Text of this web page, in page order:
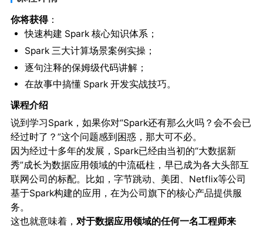
你将获得：
快速构建 Spark 核心知识体系；
Spark 三大计算场景案例实操；
逐句注释的保姆级代码讲解；
在故事中搞懂 Spark 开发实战技巧。
课程介绍
说到学习Spark，如果你对“Spark还有那么火吗？会不会已
经过时了？”这个问题感到困惑，那大可不必。
因为经过十多年的发展，Spark已经由当初的“大数据新
秀”成长为数据应用领域的中流砥柱，早已成为各大头部互
联网公司的标配。比如，字节跳动、美团、Netflix等公司
基于Spark构建的应用，在为公司旗下的核心产品提供服
务。
这也就意味着， 对于数据应用领域的任何一名工程师来